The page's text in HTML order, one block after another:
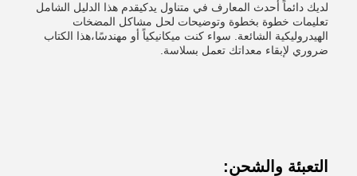
لديك دائماً أحدث المعارف في متناول يدكيقدم هذا الدليل الشامل
تعليمات خطوة بخطوة وتوضيحات لحل مشاكل المضخات
الهيدروليكية الشائعة. سواء كنت ميكانيكياً أو مهندسًا،هذا الكتاب
ضروري لإبقاء معداتك تعمل بسلاسة.
التعبئة والشحن: